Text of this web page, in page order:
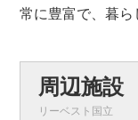
常に豊富で、暮ら
周辺施設
リーベスト国立